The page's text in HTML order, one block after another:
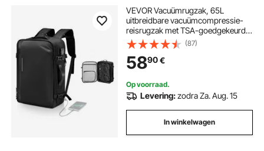
VEVOR Vacuümrugzak, 65L
uitbreidbare vacuümcompressie-
reisrugzak met TSA-goedgekeurd
slot, meerdere zakken, waterdichte
handbagage, zonder pomp, zwart
(87)
5890€
Op voorraad.
Levering:zodra Za. Aug. 15
In winkelwagen